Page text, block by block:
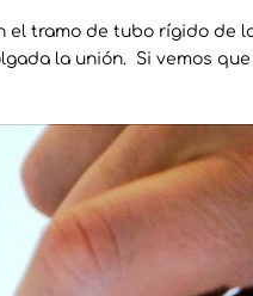
el tramo de tubo rígido de
la unión. Si vemos